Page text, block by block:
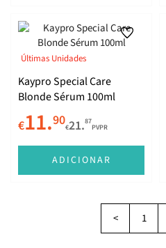
Últimas Unidades
Kaypro Special Care
Blonde Sérum 100ml
€11.90€21.87
PVPR
ADICIONAR
< 1